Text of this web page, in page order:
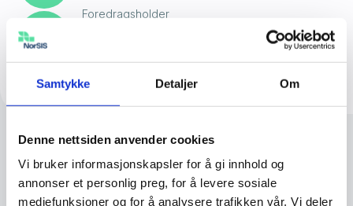
Samtykke Detaljer Om
Denne nettsiden anvender cookies
Vi bruker informasjonskapsler for å gi innhold og
annonser et personlig preg, for å levere sosiale
mediefunksjoner og for å analysere trafikken vår. Vi deler
Foredragsholder
Roar Thon, Fagdirektør fra Nasjonal
Problemet med å tro at vi bor i Kardemomme
by er at vi ikke lenger bor i en Kardemomme